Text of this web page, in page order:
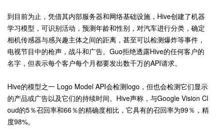
到目前为止，凭借其内部服务器和网络基础设施，Hive创建了机器
学习模型，可识别活动，预测年龄和性别，对汽车进行分类，确定
相机传感器与感兴趣主体之间的距离，甚至可以检测爆炸等事件，
电视节目中的枪声，战斗和广告。Guo拒绝透露Hive的任何客户的
名字，但表示每个客户每个月都要发出数千万的API请求。
Hive的模型之一 Logo Model API会检测logo，但也会检测它们显示
的产品或广告以及它们的持续时间。Hive声称，与Google Vision Cl
oud的5％召回率和66％的精确度相比，它具有的召回率为99％，精
度98%。